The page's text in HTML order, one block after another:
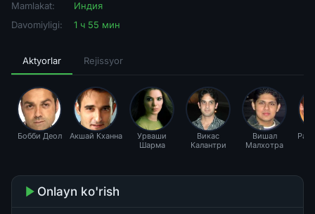
Mamlakat:
Индия
Davomiyligi:
1 ч 55 мин
Aktyorlar Rejissyor
Бобби Деол Акшай Кханна
Урваши
Шарма
Викас
Калантри
Вишал
Малхотра
Onlayn ko'rish